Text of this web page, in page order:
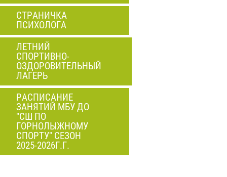
СТРАНИЧКА
ПСИХОЛОГА
ЛЕТНИЙ
СПОРТИВНО-
ОЗДОРОВИТЕЛЬНЫЙ
ЛАГЕРЬ
РАСПИСАНИЕ
ЗАНЯТИЙ МБУ ДО
"СШ ПО
ГОРНОЛЫЖНОМУ
СПОРТУ" СЕЗОН
2025-2026Г.Г.